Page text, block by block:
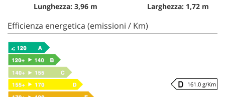
Lunghezza: 3,96 m Larghezza: 1,72 m
Efficienza energetica (emissioni / Km)
161.0 g/Km